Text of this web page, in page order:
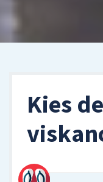
Kies